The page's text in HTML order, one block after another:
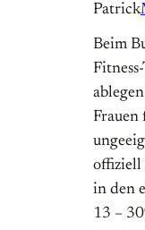
Patrick
Beim
offiziell
in den
13 –